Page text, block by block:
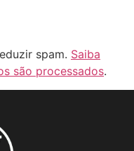
spam. Saiba
são processados.